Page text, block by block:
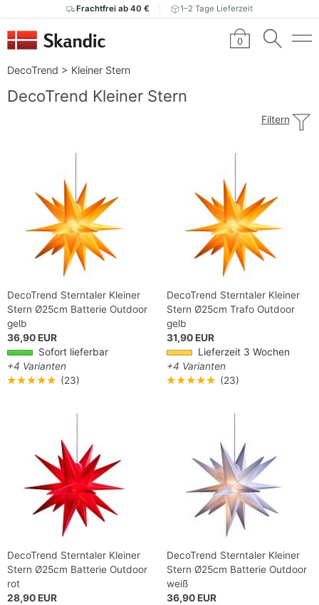
Frachtfrei ab 40 € 1–2 Tage Lieferzeit
0
DecoTrend > Kleiner Stern
DecoTrend Kleiner Stern
Filtern
DecoTrend Sterntaler Kleiner
Stern Ø25cm Batterie Outdoor
gelb
36,90 EUR
Sofort lieferbar
+4 Varianten
★★★★★ (23)
DecoTrend Sterntaler Kleiner
Stern Ø25cm Trafo Outdoor
gelb
31,90 EUR
Lieferzeit 3 Wochen
+4 Varianten
★★★★★ (23)
DecoTrend Sterntaler Kleiner
Stern Ø25cm Batterie Outdoor
rot
28,90 EUR
DecoTrend Sterntaler Kleiner
Stern Ø25cm Batterie Outdoor
weiß
36,90 EUR